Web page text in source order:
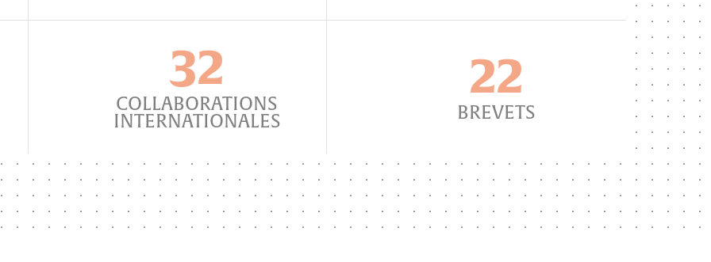
32
COLLABORATIONS
INTERNATIONALES
22
BREVETS